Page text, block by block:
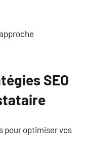
SEO
pour optimiser vos